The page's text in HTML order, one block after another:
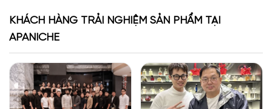
Thiết kế của Dior Eau Noire
Eau Noire Dior giữ nguyên cấu trúc thiết kế đặc trưng của
KHÁCH HÀNG TRẢI NGHIỆM SẢN PHẨM TẠI
APANICHE